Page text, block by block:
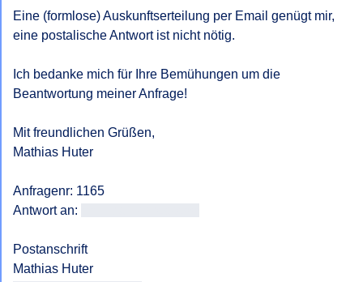
Eine (formlose) Auskunftserteilung per Email genügt mir,
eine postalische Antwort ist nicht nötig.
Ich bedanke mich für Ihre Bemühungen um die
Beantwortung meiner Anfrage!
Mit freundlichen Grüßen,
Mathias Huter
Anfragenr: 1165
Antwort an:
Postanschrift